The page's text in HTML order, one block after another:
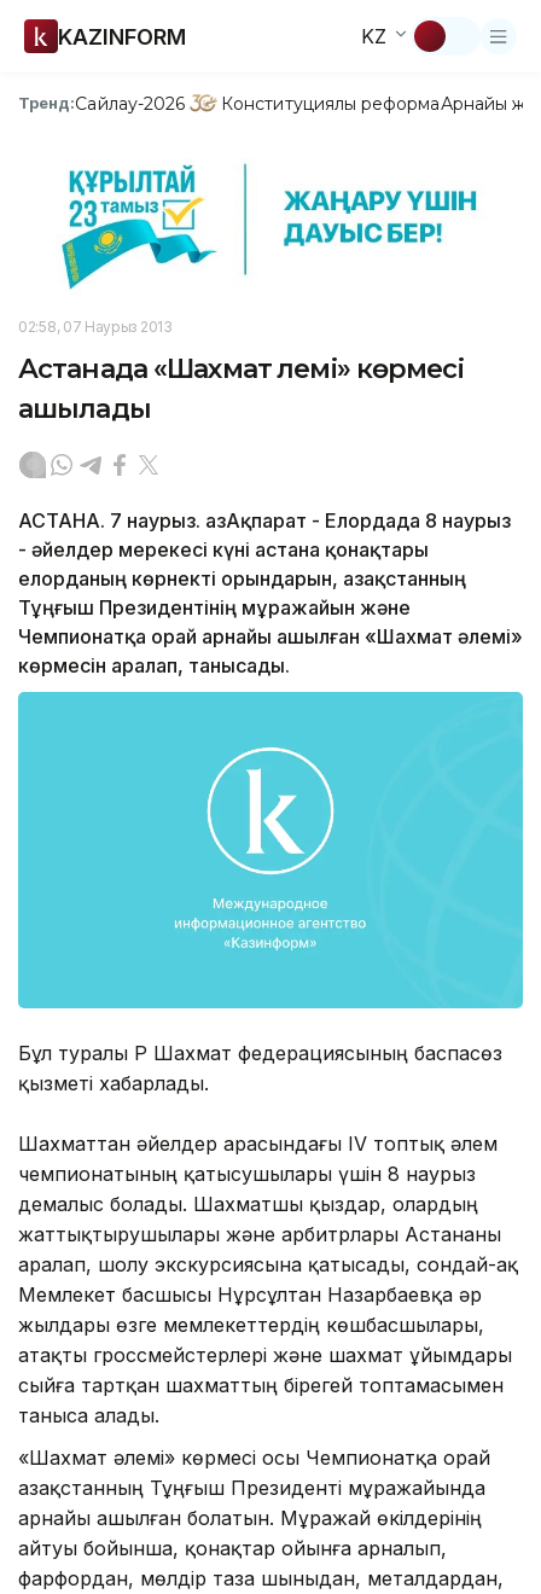
KAZINFORM KZ
Тренд:Сайлау-2026 Конституциялық реформаАрнайы
02:58, 07 Наурыз 2013
Астанада «Шахмат әлемі» көрмесі
ашылады
АСТАНА. 7 наурыз. ҚазАқпарат - Елордада 8 наурыз
- әйелдер мерекесі күні астана қонақтары
елорданың көрнекті орындарын, Қазақстанның
Тұңғыш Президентінің мұражайын және
Чемпионатқа орай арнайы ашылған «Шахмат әлемі»
көрмесін аралап, танысады.
Бұл туралы ҚР Шахмат федерациясының баспасөз
қызметі хабарлады.
Шахматтан әйелдер арасындағы IV топтық әлем
чемпионатының қатысушылары үшін 8 наурыз
демалыс болады. Шахматшы қыздар, олардың
жаттықтырушылары және арбитрлары Астананы
аралап, шолу экскурсиясына қатысады, сондай-ақ
Мемлекет басшысы Нұрсұлтан Назарбаевқа әр
жылдары өзге мемлекеттердің көшбасшылары,
атақты гроссмейстерлері және шахмат ұйымдары
сыйға тартқан шахматтың бірегей топтамасымен
таныса алады.
«Шахмат әлемі» көрмесі осы Чемпионатқа орай
Қазақстанның Тұңғыш Президенті мұражайында
арнайы ашылған болатын. Мұражай өкілдерінің
айтуы бойынша, қонақтар ойынға арналып,
фарфордан, мөлдір таза шыныдан, металдардан,